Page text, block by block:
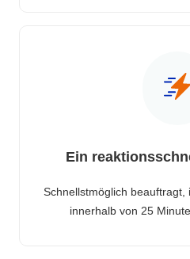
Ein
Schnellstmöglich beauftragt,
innerhalb von 25